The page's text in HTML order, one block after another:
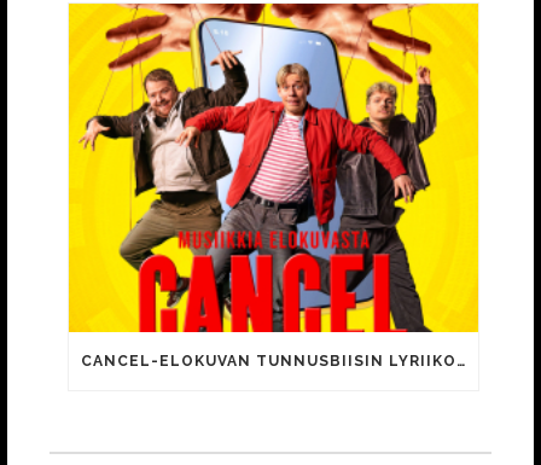
CANCEL-ELOKUVAN TUNNUSBIISIN LYRIIKOISSA TUTTUJA MEEMIHOKEMIA YOUTUBE-VIDEOILTA!